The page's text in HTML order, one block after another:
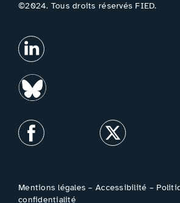
©2024. Tous droits réservés FIED.
Mentions légales –Accessibilité –
confidentialité